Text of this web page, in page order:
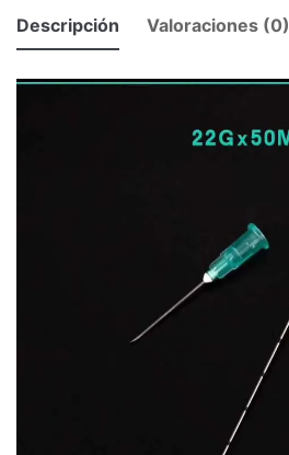
Descripción Valoraciones (0)